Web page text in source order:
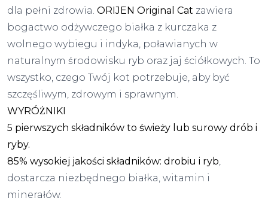
dla pełni zdrowia. ORIJEN Original Cat zawiera
bogactwo odżywczego białka z kurczaka z
wolnego wybiegu i indyka, poławianych w
naturalnym środowisku ryb oraz jaj ściółkowych. To
wszystko, czego Twój kot potrzebuje, aby być
szczęśliwym, zdrowym i sprawnym.
WYRÓŻNIKI
5 pierwszych składników to świeży lub surowy drób i
ryby.
85% wysokiej jakości składników: drobiu i ryb
dostarcza niezbędnego białka, witamin i
minerałów.